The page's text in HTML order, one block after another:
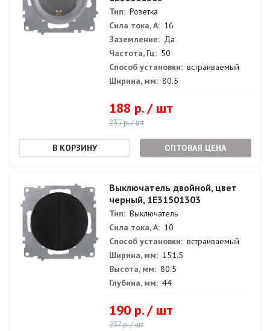
Тип: Розетка
Сила тока, А: 16
Заземление: Да
Частота, Гц: 50
Способ установки: встраиваемый
Ширина, мм: 80.5
188 р. / шт
235 р. / шт
ОПТОВАЯ ЦЕНА
Выключатель двойной, цвет
черный, 1E31501303
Тип: Выключатель
Сила тока, А: 10
Способ установки: встраиваемый
Ширина, мм: 151.5
Высота, мм: 80.5
Глубина, мм: 44
190 р. / шт
237 р. / шт